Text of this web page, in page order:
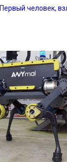
Первый человек,